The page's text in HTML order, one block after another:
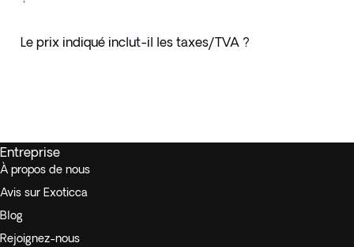
Le prix indiqué inclut-il les taxes/TVA ?